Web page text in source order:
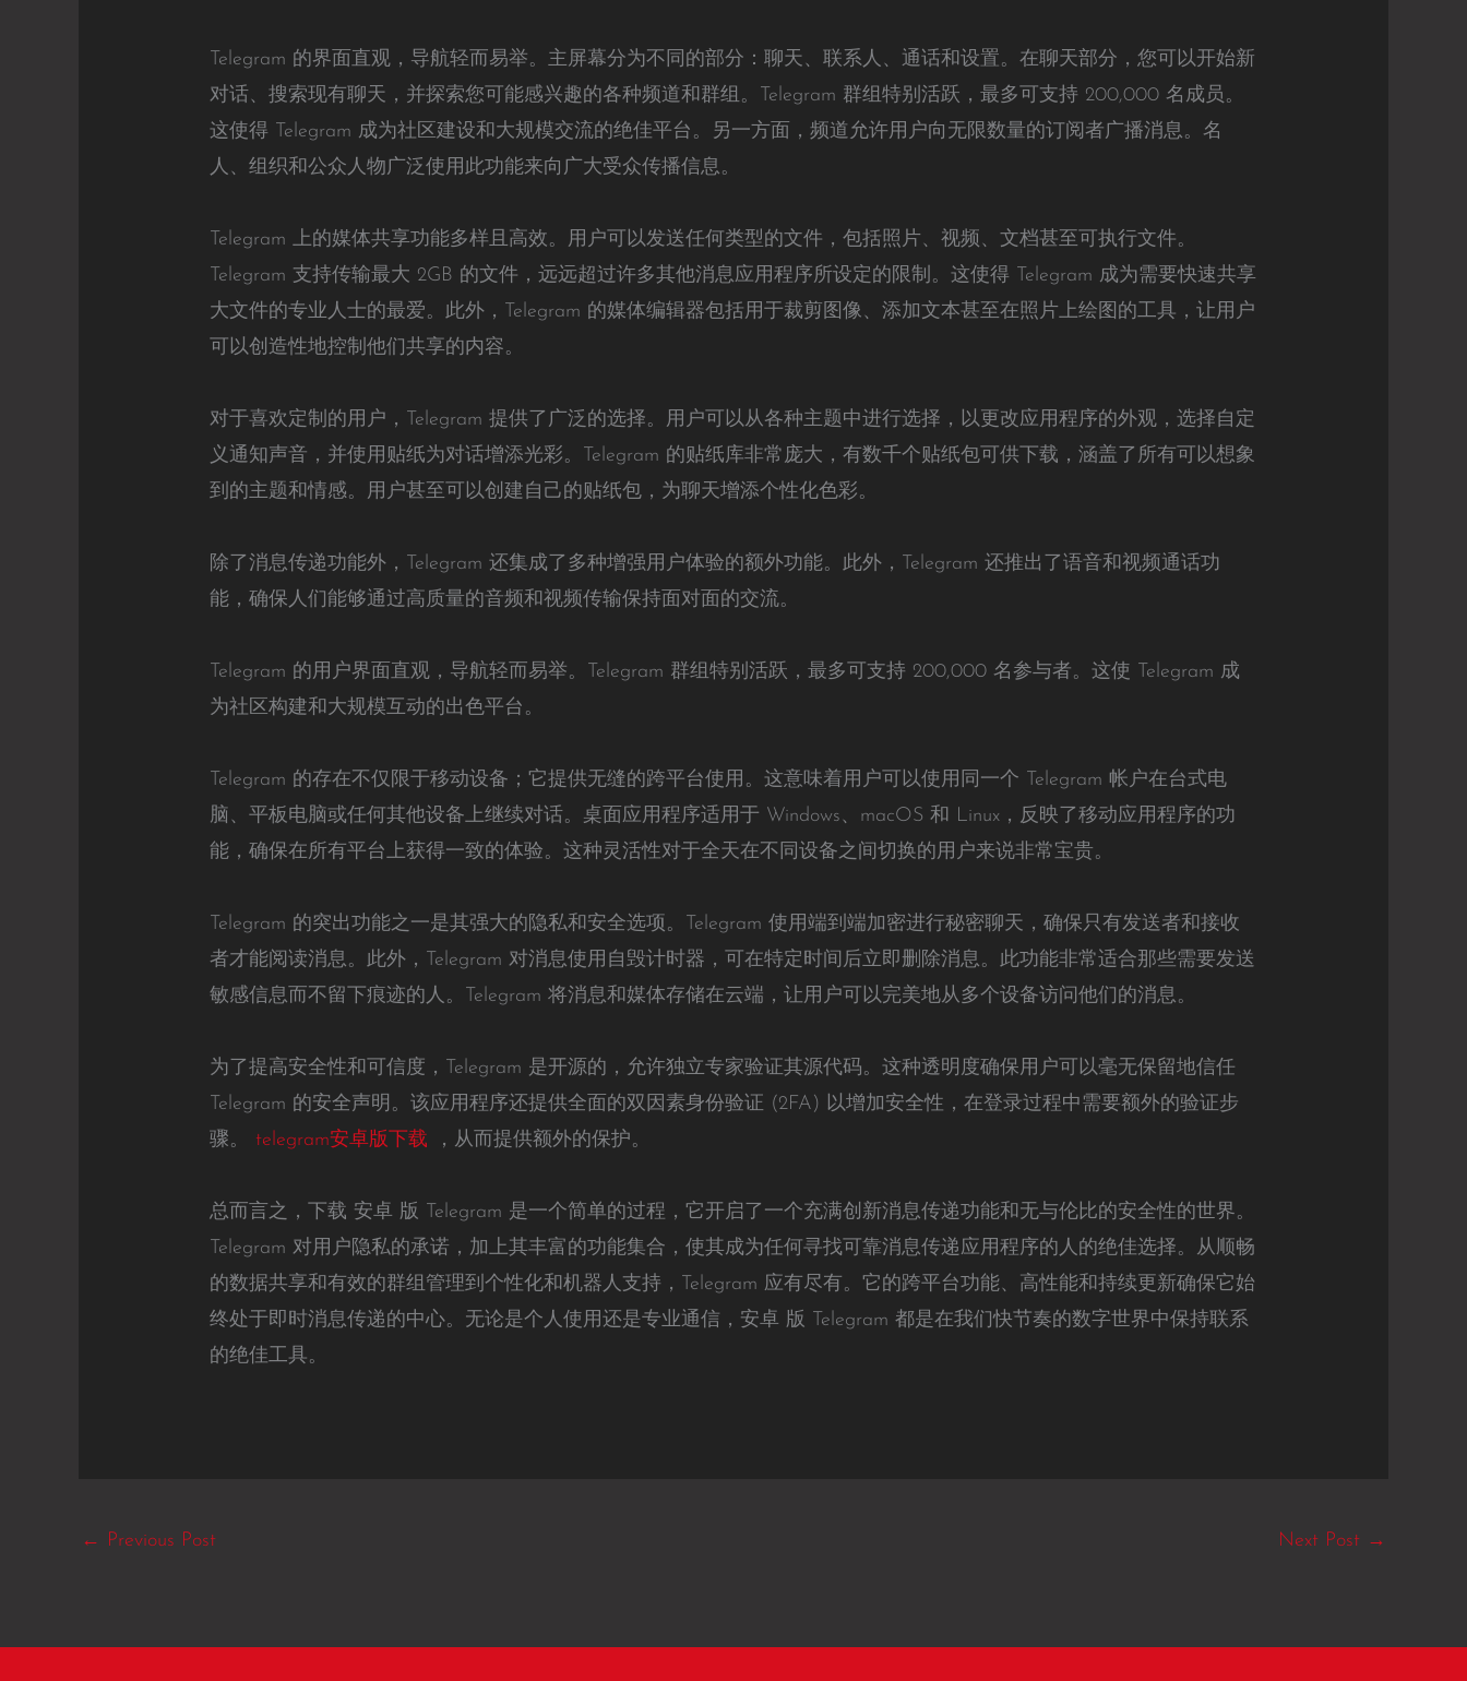
Telegram 的界面直观，导航轻而易举。主屏幕分为不同的部分：聊天、联系人、通话和设置。在聊天部分，您可以开始新
对话、搜索现有聊天，并探索您可能感兴趣的各种频道和群组。Telegram 群组特别活跃，最多可支持 200,000 名成员。
这使得 Telegram 成为社区建设和大规模交流的绝佳平台。另一方面，频道允许用户向无限数量的订阅者广播消息。名
人、组织和公众人物广泛使用此功能来向广大受众传播信息。
Telegram 上的媒体共享功能多样且高效。用户可以发送任何类型的文件，包括照片、视频、文档甚至可执行文件。
Telegram 支持传输最大 2GB 的文件，远远超过许多其他消息应用程序所设定的限制。这使得 Telegram 成为需要快速共享
大文件的专业人士的最爱。此外，Telegram 的媒体编辑器包括用于裁剪图像、添加文本甚至在照片上绘图的工具，让用户
可以创造性地控制他们共享的内容。
对于喜欢定制的用户，Telegram 提供了广泛的选择。用户可以从各种主题中进行选择，以更改应用程序的外观，选择自定
义通知声音，并使用贴纸为对话增添光彩。Telegram 的贴纸库非常庞大，有数千个贴纸包可供下载，涵盖了所有可以想象
到的主题和情感。用户甚至可以创建自己的贴纸包，为聊天增添个性化色彩。
除了消息传递功能外，Telegram 还集成了多种增强用户体验的额外功能。此外，Telegram 还推出了语音和视频通话功
能，确保人们能够通过高质量的音频和视频传输保持面对面的交流。
Telegram 的用户界面直观，导航轻而易举。Telegram 群组特别活跃，最多可支持 200,000 名参与者。这使 Telegram 成
为社区构建和大规模互动的出色平台。
Telegram 的存在不仅限于移动设备；它提供无缝的跨平台使用。这意味着用户可以使用同一个 Telegram 帐户在台式电
脑、平板电脑或任何其他设备上继续对话。桌面应用程序适用于 Windows、macOS 和 Linux，反映了移动应用程序的功
能，确保在所有平台上获得一致的体验。这种灵活性对于全天在不同设备之间切换的用户来说非常宝贵。
Telegram 的突出功能之一是其强大的隐私和安全选项。Telegram 使用端到端加密进行秘密聊天，确保只有发送者和接收
者才能阅读消息。此外，Telegram 对消息使用自毁计时器，可在特定时间后立即删除消息。此功能非常适合那些需要发送
敏感信息而不留下痕迹的人。Telegram 将消息和媒体存储在云端，让用户可以完美地从多个设备访问他们的消息。
为了提高安全性和可信度，Telegram 是开源的，允许独立专家验证其源代码。这种透明度确保用户可以毫无保留地信任
Telegram 的安全声明。该应用程序还提供全面的双因素身份验证 (2FA) 以增加安全性，在登录过程中需要额外的验证步
骤。 telegram安卓版下载 ，从而提供额外的保护。
总而言之，下载 安卓 版 Telegram 是一个简单的过程，它开启了一个充满创新消息传递功能和无与伦比的安全性的世界。
Telegram 对用户隐私的承诺，加上其丰富的功能集合，使其成为任何寻找可靠消息传递应用程序的人的绝佳选择。从顺畅
的数据共享和有效的群组管理到个性化和机器人支持，Telegram 应有尽有。它的跨平台功能、高性能和持续更新确保它始
终处于即时消息传递的中心。无论是个人使用还是专业通信，安卓 版 Telegram 都是在我们快节奏的数字世界中保持联系
的绝佳工具。
← Previous Post Next Post →